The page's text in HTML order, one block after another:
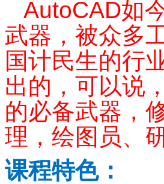
AutoCAD如
武器，被众多
国计民生的行
出的，可以说
的必备武器，
理，绘图员、
课程特色：